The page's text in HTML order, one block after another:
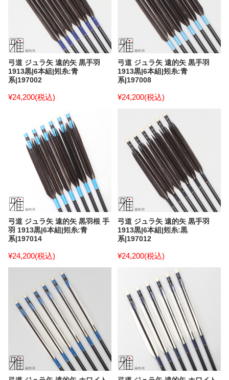
弓道 ジュラ矢 遠的矢 黒手羽
1913黒|6本組|矧糸:青
系|197002
¥24,200(税込)
弓道 ジュラ矢 遠的矢 黒手羽
1913黒|6本組|矧糸:青
系|197008
¥24,200(税込)
弓道 ジュラ矢 遠的矢 黒羽根 手
羽 1913黒|6本組|矧糸:青
系|197014
¥24,200(税込)
弓道 ジュラ矢 遠的矢 黒手羽
1913黒|6本組|矧糸:黒
系|197012
¥24,200(税込)